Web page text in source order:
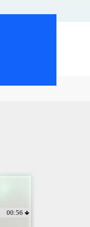
00:56